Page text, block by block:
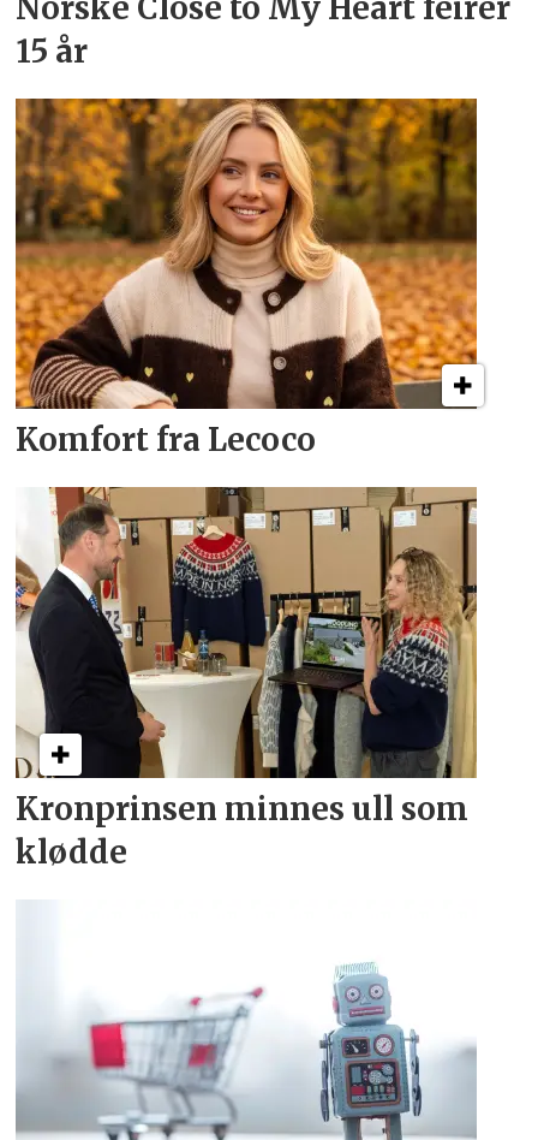
Norske Close to My Heart feirer
15 år
Komfort fra Lecoco
Kronprinsen minnes ull som
klødde